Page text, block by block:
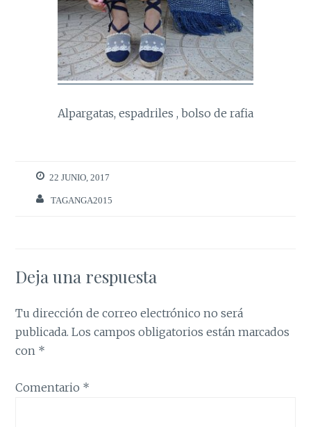
Alpargatas, espadriles , bolso de rafia
22 JUNIO, 2017
TAGANGA2015
Deja una respuesta
Tu dirección de correo electrónico no será
publicada. Los campos obligatorios están marcados
con *
Comentario *